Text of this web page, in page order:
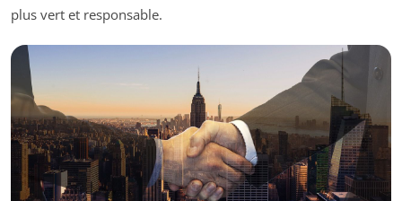
plus vert et responsable.